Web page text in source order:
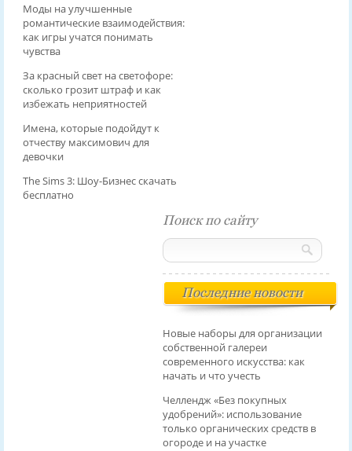
Моды на улучшенные
романтические взаимодействия:
как игры учатся понимать
чувства
За красный свет на светофоре:
сколько грозит штраф и как
избежать неприятностей
Имена, которые подойдут к
отчеству максимович для
девочки
The Sims 3: Шоу-Бизнес скачать
бесплатно
Поиск по сайту
Последние новости
Новые наборы для организации
собственной галереи
современного искусства: как
начать и что учесть
Челлендж «Без покупных
удобрений»: использование
только органических средств в
огороде и на участке